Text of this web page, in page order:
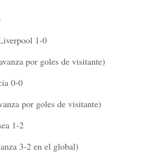
1-0
por goles de visitante)
0-0
por goles de visitante)
1-2
3-2 en el global)